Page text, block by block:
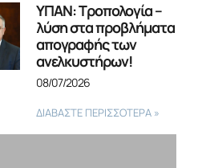
ΥΠΑΝ: Τροπολογία –
λύση στα προβλήματα
απογραφής των
ανελκυστήρων!
08/07/2026
ΔΙΑΒΑΣΤΕ ΠΕΡΙΣΣΟΤΕΡΑ »